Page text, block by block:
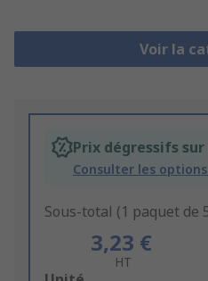
Voir la
Prix dégressifs
Consulter les
Sous-total (1 paquet de
3,23 €
HT